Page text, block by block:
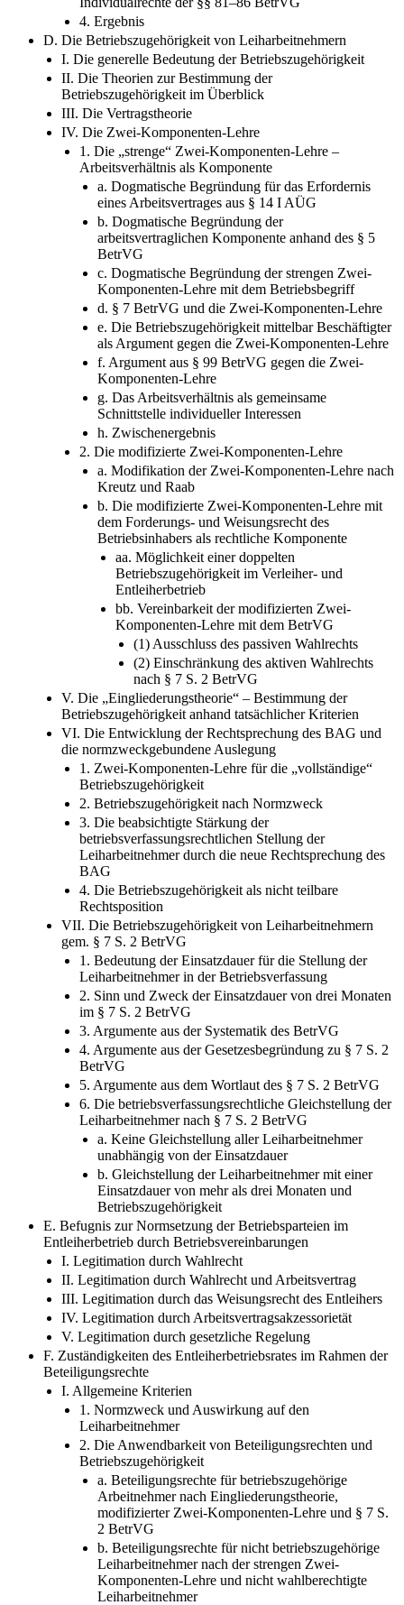
4. Ergebnis
D. Die Betriebszugehörigkeit von Leiharbeitnehmern
I. Die generelle Bedeutung der Betriebszugehörigkeit
II. Die Theorien zur Bestimmung der
Betriebszugehörigkeit im Überblick
III. Die Vertragstheorie
IV. Die Zwei-Komponenten-Lehre
1. Die „strenge“ Zwei-Komponenten-Lehre –
Arbeitsverhältnis als Komponente
a. Dogmatische Begründung für das Erfordernis
eines Arbeitsvertrages aus § 14 I AÜG
b. Dogmatische Begründung der
arbeitsvertraglichen Komponente anhand des § 5
BetrVG
c. Dogmatische Begründung der strengen Zwei-
Komponenten-Lehre mit dem Betriebsbegriff
d. § 7 BetrVG und die Zwei-Komponenten-Lehre
e. Die Betriebszugehörigkeit mittelbar Beschäftigter
als Argument gegen die Zwei-Komponenten-Lehre
f. Argument aus § 99 BetrVG gegen die Zwei-
Komponenten-Lehre
g. Das Arbeitsverhältnis als gemeinsame
Schnittstelle individueller Interessen
h. Zwischenergebnis
2. Die modifizierte Zwei-Komponenten-Lehre
a. Modifikation der Zwei-Komponenten-Lehre nach
Kreutz und Raab
b. Die modifizierte Zwei-Komponenten-Lehre mit
dem Forderungs- und Weisungsrecht des
Betriebsinhabers als rechtliche Komponente
aa. Möglichkeit einer doppelten
Betriebszugehörigkeit im Verleiher- und
Entleiherbetrieb
bb. Vereinbarkeit der modifizierten Zwei-
Komponenten-Lehre mit dem BetrVG
(1) Ausschluss des passiven Wahlrechts
(2) Einschränkung des aktiven Wahlrechts
nach § 7 S. 2 BetrVG
V. Die „Eingliederungstheorie“ – Bestimmung der
Betriebszugehörigkeit anhand tatsächlicher Kriterien
VI. Die Entwicklung der Rechtsprechung des BAG und
die normzweckgebundene Auslegung
1. Zwei-Komponenten-Lehre für die „vollständige“
Betriebszugehörigkeit
2. Betriebszugehörigkeit nach Normzweck
3. Die beabsichtigte Stärkung der
betriebsverfassungsrechtlichen Stellung der
Leiharbeitnehmer durch die neue Rechtsprechung des
BAG
4. Die Betriebszugehörigkeit als nicht teilbare
Rechtsposition
VII. Die Betriebszugehörigkeit von Leiharbeitnehmern
gem. § 7 S. 2 BetrVG
1. Bedeutung der Einsatzdauer für die Stellung der
Leiharbeitnehmer in der Betriebsverfassung
2. Sinn und Zweck der Einsatzdauer von drei Monaten
im § 7 S. 2 BetrVG
3. Argumente aus der Systematik des BetrVG
4. Argumente aus der Gesetzesbegründung zu § 7 S. 2
BetrVG
5. Argumente aus dem Wortlaut des § 7 S. 2 BetrVG
6. Die betriebsverfassungsrechtliche Gleichstellung der
Leiharbeitnehmer nach § 7 S. 2 BetrVG
a. Keine Gleichstellung aller Leiharbeitnehmer
unabhängig von der Einsatzdauer
b. Gleichstellung der Leiharbeitnehmer mit einer
Einsatzdauer von mehr als drei Monaten und
Betriebszugehörigkeit
E. Befugnis zur Normsetzung der Betriebsparteien im
Entleiherbetrieb durch Betriebsvereinbarungen
I. Legitimation durch Wahlrecht
II. Legitimation durch Wahlrecht und Arbeitsvertrag
III. Legitimation durch das Weisungsrecht des Entleihers
IV. Legitimation durch Arbeitsvertragsakzessorietät
V. Legitimation durch gesetzliche Regelung
F. Zuständigkeiten des Entleiherbetriebsrates im Rahmen der
Beteiligungsrechte
I. Allgemeine Kriterien
1. Normzweck und Auswirkung auf den
Leiharbeitnehmer
2. Die Anwendbarkeit von Beteiligungsrechten und
Betriebszugehörigkeit
a. Beteiligungsrechte für betriebszugehörige
Arbeitnehmer nach Eingliederungstheorie,
modifizierter Zwei-Komponenten-Lehre und § 7 S.
2 BetrVG
b. Beteiligungsrechte für nicht betriebszugehörige
Leiharbeitnehmer nach der strengen Zwei-
Komponenten-Lehre und nicht wahlberechtigte
Leiharbeitnehmer